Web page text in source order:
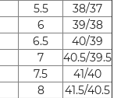
5.5
38/37
6
39/38
6.5
40/39
7
40.5/39.5
7.5
41/40
8
41.5/40.5